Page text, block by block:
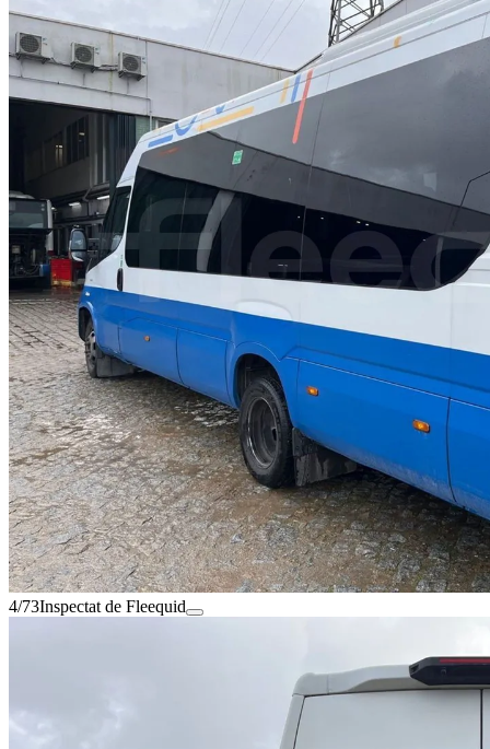
4/73Inspectat de Fleequid